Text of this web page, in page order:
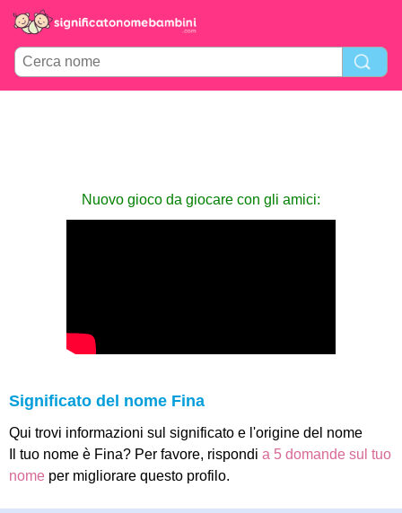
Nuovo gioco da giocare con gli amici:
Significato del nome Fina
Qui trovi informazioni sul significato e l'origine del nome
Il tuo nome è Fina? Per favore, rispondi a 5 domande sul tuo
nome per migliorare questo profilo.